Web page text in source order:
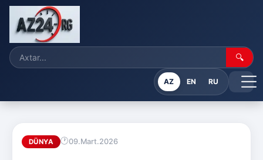
🔍
AZ EN RU
DÜNYA 09.Mart.2026